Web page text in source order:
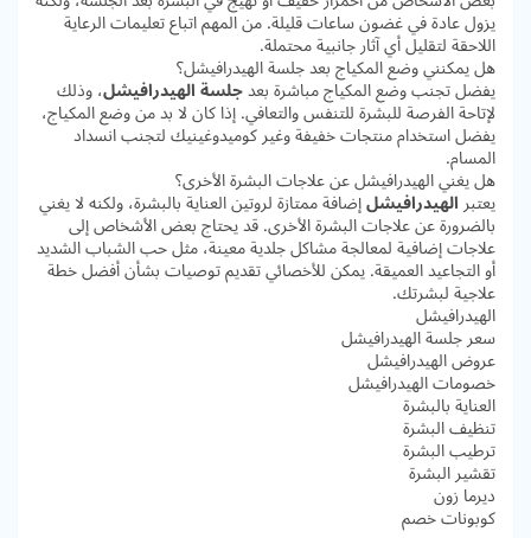
يزول عادة في غضون ساعات قليلة. من المهم اتباع تعليمات الرعاية
اللاحقة لتقليل أي آثار جانبية محتملة.
هل يمكنني وضع المكياج بعد جلسة الهيدرافيشل؟
يفضل تجنب وضع المكياج مباشرة بعدجلسة الهيدرافيشل، وذلك
لإتاحة الفرصة للبشرة للتنفس والتعافي. إذا كان لا بد من وضع المكياج،
يفضل استخدام منتجات خفيفة وغير كوميدوغينيك لتجنب انسداد
المسام.
هل يغني الهيدرافيشل عن علاجات البشرة الأخرى؟
يعتبرالهيدرافيشلإضافة ممتازة لروتين العناية بالبشرة، ولكنه لا يغني
بالضرورة عن علاجات البشرة الأخرى. قد يحتاج بعض الأشخاص إلى
علاجات إضافية لمعالجة مشاكل جلدية معينة، مثل حب الشباب الشديد
أو التجاعيد العميقة. يمكن للأخصائي تقديم توصيات بشأن أفضل خطة
علاجية لبشرتك.
الهيدرافيشل
سعر جلسة الهيدرافيشل
عروض الهيدرافيشل
خصومات الهيدرافيشل
العناية بالبشرة
تنظيف البشرة
ترطيب البشرة
تقشير البشرة
ديرما زون
كوبونات خصم